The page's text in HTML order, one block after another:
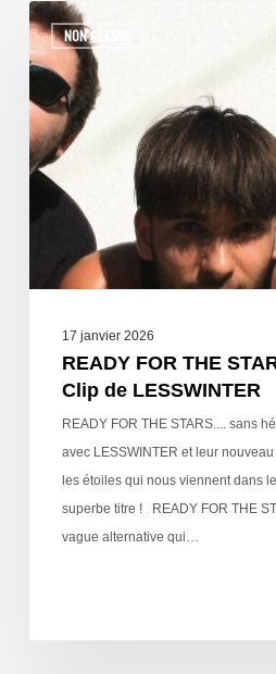
NON CLASSÉ
17 janvier 2026
READY FOR THE
Clip de LESSWINTER
READY FOR THE STARS.... sans
avec LESSWINTER et leur
les étoiles qui nous viennent dans
superbe titre ! READY FOR THE
vague alternative qui…